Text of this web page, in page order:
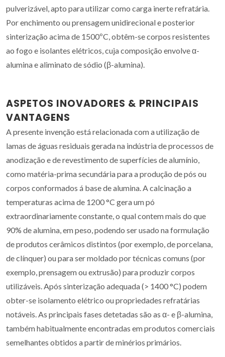
pulverizável, apto para utilizar como carga inerte refratária.
Por enchimento ou prensagem unidirecional e posterior
sinterização acima de 1500ºC, obtêm-se corpos resistentes
ao fogo e isolantes elétricos, cuja composição envolve α-
alumina e aliminato de sódio (β-alumina).
ASPETOS INOVADORES & PRINCIPAIS
VANTAGENS
A presente invenção está relacionada com a utilização de
lamas de águas residuais gerada na indústria de processos de
anodização e de revestimento de superfícies de alumínio,
como matéria-prima secundária para a produção de pós ou
corpos conformados á base de alumina. A calcinação a
temperaturas acima de 1200 °C gera um pó
extraordinariamente constante, o qual contem mais do que
90% de alumina, em peso, podendo ser usado na formulação
de produtos cerâmicos distintos (por exemplo, de porcelana,
de clínquer) ou para ser moldado por técnicas comuns (por
exemplo, prensagem ou extrusão) para produzir corpos
utilizáveis. Após sinterização adequada (> 1400 °C) podem
obter-se isolamento elétrico ou propriedades refratárias
notáveis. As principais fases detetadas são as α- e β-alumina,
também habitualmente encontradas em produtos comerciais
semelhantes obtidos a partir de minérios primários.